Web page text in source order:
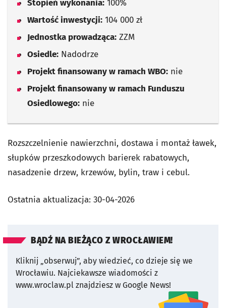
Stopień wykonania: 100%
Wartość inwestycji: 104 000 zł
Jednostka prowadząca: ZZM
Osiedle: Nadodrze
Projekt finansowany w ramach WBO: nie
Projekt finansowany w ramach Funduszu
Osiedlowego: nie
Rozszczelnienie nawierzchni, dostawa i montaż ławek,
słupków przeszkodowych barierek rabatowych,
nasadzenie drzew, krzewów, bylin, traw i cebul.
Ostatnia aktualizacja: 30-04-2026
BĄDŹ NA BIEŻĄCO Z WROCŁAWIEM!
Kliknij „obserwuj”, aby wiedzieć, co dzieje się we
Wrocławiu. Najciekawsze wiadomości z
www.wroclaw.pl znajdziesz w Google News!